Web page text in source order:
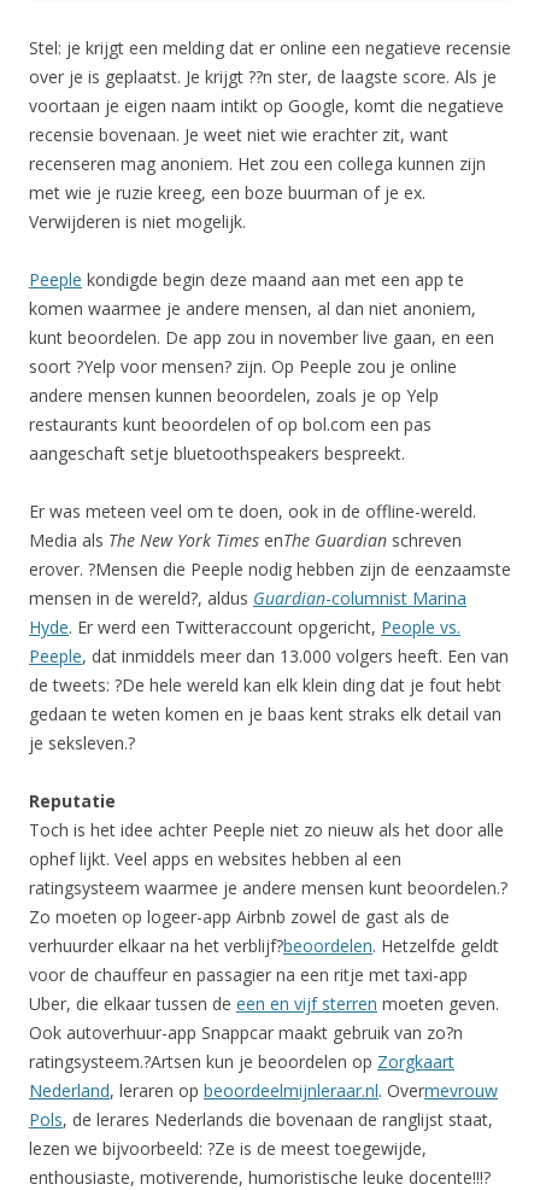
Stel: je krijgt een melding dat er online een negatieve recensie
over je is geplaatst. Je krijgt ??n ster, de laagste score. Als je
voortaan je eigen naam intikt op Google, komt die negatieve
recensie bovenaan. Je weet niet wie erachter zit, want
recenseren mag anoniem. Het zou een collega kunnen zijn
met wie je ruzie kreeg, een boze buurman of je ex.
Verwijderen is niet mogelijk.
Peeple kondigde begin deze maand aan met een app te
komen waarmee je andere mensen, al dan niet anoniem,
kunt beoordelen. De app zou in november live gaan, en een
soort ?Yelp voor mensen? zijn. Op Peeple zou je online
andere mensen kunnen beoordelen, zoals je op Yelp
restaurants kunt beoordelen of op bol.com een pas
aangeschaft setje bluetoothspeakers bespreekt.
Er was meteen veel om te doen, ook in de offline-wereld.
Media als The New York Times enThe Guardian schreven
erover. ?Mensen die Peeple nodig hebben zijn de eenzaamste
mensen in de wereld?, aldus Guardian-columnist Marina
Hyde. Er werd een Twitteraccount opgericht, People vs.
Peeple, dat inmiddels meer dan 13.000 volgers heeft. Een van
de tweets: ?De hele wereld kan elk klein ding dat je fout hebt
gedaan te weten komen en je baas kent straks elk detail van
je seksleven.?
Reputatie
Toch is het idee achter Peeple niet zo nieuw als het door alle
ophef lijkt. Veel apps en websites hebben al een
ratingsysteem waarmee je andere mensen kunt beoordelen.?
Zo moeten op logeer-app Airbnb zowel de gast als de
verhuurder elkaar na het verblijf?beoordelen. Hetzelfde geldt
voor de chauffeur en passagier na een ritje met taxi-app
Uber, die elkaar tussen de een en vijf sterren moeten geven.
Ook autoverhuur-app Snappcar maakt gebruik van zo?n
ratingsysteem.?Artsen kun je beoordelen op Zorgkaart
Nederland, leraren op beoordeelmijnleraar.nl. Overmevrouw
Pols, de lerares Nederlands die bovenaan de ranglijst staat,
lezen we bijvoorbeeld: ?Ze is de meest toegewijde,
enthousiaste, motiverende, humoristische leuke docente!!!?